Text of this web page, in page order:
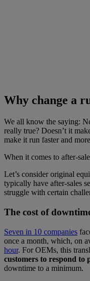
Why change a
We all know the saying:
really true? Doesn’t it
make it run faster and
When it comes to after-
Let’s consider original
typically have after-sales
struggle with certain
The cost of
Seven in 10 companies
once a month, which, on
hour. For OEMs, this
customers to respond to
downtime to a minimum.